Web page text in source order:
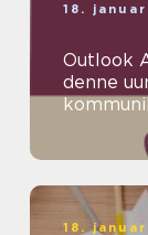
18.
Outlook
denne
18.